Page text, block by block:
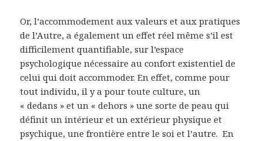
Or, l’accommodement aux valeurs et aux pratiques
de l’Autre, a également un effet réel même s’il est
difficilement quantifiable, sur l’espace
psychologique nécessaire au confort existentiel de
celui qui doit accommoder. En effet, comme pour
tout individu, il y a pour toute culture, un
« dedans » et un « dehors » une sorte de peau qui
définit un intérieur et un extérieur physique et
psychique, une frontière entre le soi et l’autre. En